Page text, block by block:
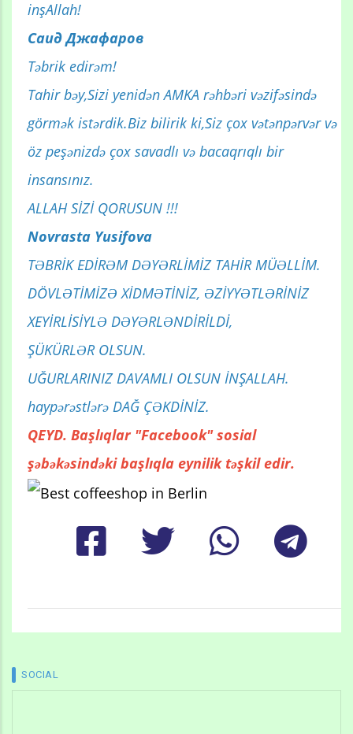
inşAllah!
Саид Джафаров
Təbrik edirəm!
Tahir bəy,Sizi yenidən AMKA rəhbəri vəzifəsində
görmək istərdik.Biz bilirik ki,Siz çox vətənpərvər və
öz peşənizdə çox savadlı və bacaqrıqlı bir
insansınız.
ALLAH SİZİ QORUSUN !!!
Novrasta Yusifova
TƏBRİK EDİRƏM DƏYƏRLİMİZ TAHİR MÜƏLLİM.
DÖVLƏTİMİZƏ XİDMƏTİNİZ, ƏZİYYƏTLƏRİNİZ
XEYİRLİSİYLƏ DƏYƏRLƏNDİRİLDİ,
ŞÜKÜRLƏR OLSUN.
UĞURLARINIZ DAVAMLI OLSUN İNŞALLAH.
haypərəstlərə DAĞ ÇƏKDİNİZ.
QEYD. Başlıqlar "Facebook" sosial
şəbəkəsindəki başlıqla eynilik təşkil edir.
SOCIAL